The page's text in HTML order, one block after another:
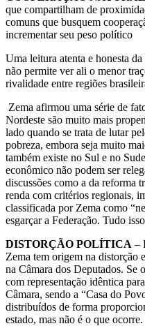
que compartilham de
comuns que busquem
incrementar seu peso político
Uma leitura atenta e honesta
não permite ver ali o menor
rivalidade entre regiões
Zema afirmou uma série de
Nordeste são muito mais
lado quando se trata de lutar
pobreza, embora seja muito
também existe no Sul e no
econômico não podem ser
discussões como a da reforma
renda com critérios regionais,
classificada por Zema como
esgarçar a Federação. Tudo
DISTORÇÃO POLÍTICA –
Zema tem origem na distorção
na Câmara dos Deputados. Se
com representação idêntica
Câmara, sendo a “Casa do
distribuídos de forma
estado, mas não é o que ocorre.